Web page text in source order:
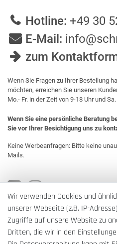
Hotline: +49 30
E-Mail:
zum
Wenn Sie Fragen zu Ihrer Bestellung
möchten, erreichen Sie unseren
Mo.- Fr. in der Zeit von 9-18 Uhr und
Wenn Sie eine persönliche Beratung
Sie vor Ihrer Besichtigung uns zu
Keine Werbeanfragen: Bitte keine
Mails.
Wir verwenden Cookies und
unserer Webseite (z.B. IP-
Zugriffe auf unsere Website zu
Dritten, die wir in den